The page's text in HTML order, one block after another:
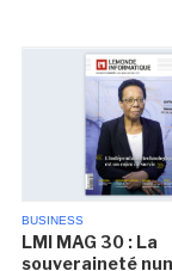
BUSINESS
LMI MAG 30 : La
souveraineté